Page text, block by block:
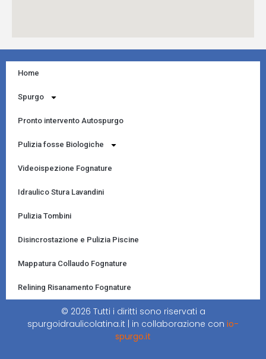
Home
Spurgo
Pronto intervento Autospurgo
Pulizia fosse Biologiche
Videoispezione Fognature
Idraulico Stura Lavandini
Pulizia Tombini
Disincrostazione e Pulizia Piscine
Mappatura Collaudo Fognature
Relining Risanamento Fognature
© 2026 Tutti i diritti sono riservati a
spurgoidraulicolatina.it | in collaborazione con io-
spurgo.it